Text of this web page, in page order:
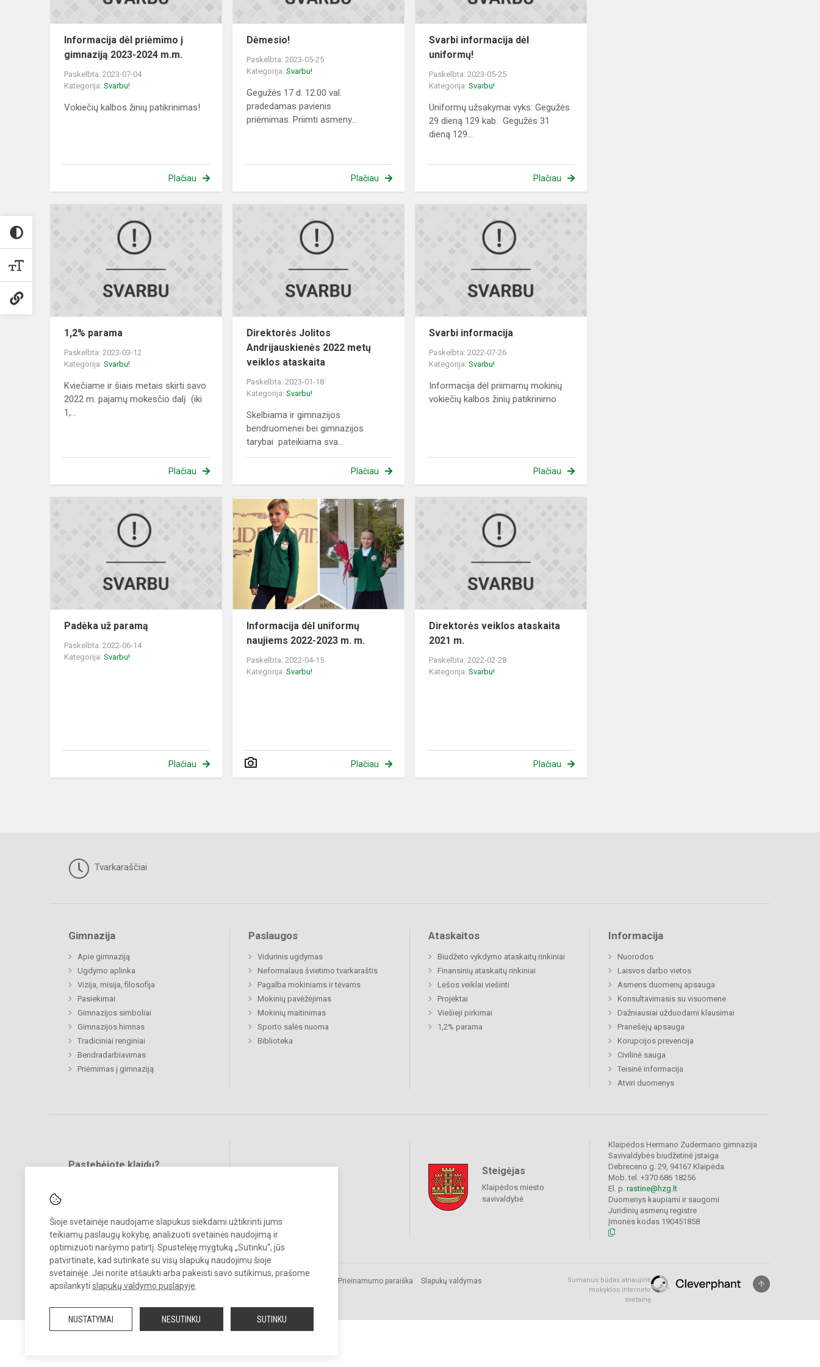
Šioje svetainėje naudojame slapukus siekdami užtikrinti jums
teikiamų paslaugų kokybę, analizuoti svetainės naudojimą ir
optimizuoti naršymo patirtį. Spustelėję mygtuką „Sutinku“, jūs
patvirtinate, kad sutinkate su visų slapukų naudojimu šioje
svetainėje. Jei norite atšaukti arba pakeisti savo sutikimus, prašome
apsilankyti slapukų valdymo puslapyje
NUSTATYMAI NESUTINKU SUTINKU
Informacija dėl priėmimo į
gimnaziją 2023-2024 m.m.
Paskelbta: 2023-07-04
Kategorija: Svarbu!
Vokiečių kalbos žinių patikrinimas!
Plačiau
Dėmesio!
Paskelbta: 2023-05-25
Kategorija:Svarbu!
Gegužės 17 d. 12.00 val.
pradedamas pavienis
priėmimas. Priimti asmeny...
Plačiau
Svarbi informacija dėl
uniformų!
Paskelbta: 2023-05-25
Kategorija:Svarbu!
Uniformų užsakymai vyks: Gegužės
29 dieną 129 kab. Gegužės 31
dieną 129...
Plačiau
1,2% parama
Paskelbta: 2023-03-12
Kategorija: Svarbu!
Kviečiame ir šiais metais skirti savo
2022 m. pajamų mokesčio dalį (iki
1,...
Plačiau
veiklos ataska...
Direktorės Jolitos
Andrijauskienės 2022 metų
veiklos ataskaita
Paskelbta: 2023-01-18
Kategorija:Svarbu!
Skelbiama ir gimnazijos
bendruomenei bei gimnazijos
tarybai pateikiama sva...
Plačiau
Svarbi informacija
Paskelbta: 2022-07-26
Kategorija:Svarbu!
Informacija dėl priimamų mokinių
vokiečių kalbos žinių patikrinimo
Plačiau
paramą
Padėka už paramą
Paskelbta: 2022-06-14
Kategorija: Svarbu!
Plačiau
uniformų
naujiems
Informacija dėl uniformų
naujiems 2022-2023 m. m.
Paskelbta: 2022-04-15
Kategorija:Svarbu!
Plačiau
Direktorės veiklos ataskaita
2021 m.
Paskelbta: 2022-02-28
Kategorija:Svarbu!
Plačiau
Tvarkaraščiai
Gimnazija
Apie gimnaziją
Ugdymo aplinka
Vizija, misija, filosofija
Pasiekimai
Gimnazijos simboliai
Gimnazijos himnas
Tradiciniai renginiai
Bendradarbiavimas
Priėmimas į gimnaziją
Paslaugos
Vidurinis ugdymas
Neformalaus švietimo tvarkaraštis
Pagalba mokiniams ir tėvams
Mokinių pavėžėjimas
Mokinių maitinimas
Sporto salės nuoma
Biblioteka
Ataskaitos
Biudžeto vykdymo ataskaitų rinkiniai
Finansinių ataskaitų rinkiniai
Lėšos veiklai viešinti
Projektai
Viešieji pirkimai
1,2% parama
Informacija
Nuorodos
Laisvos darbo vietos
Asmens duomenų apsauga
Konsultavimasis su visuomene
Dažniausiai užduodami klausimai
Pranešėjų apsauga
Korupcijos prevencija
Civilinė sauga
Teisinė informacija
Atviri duomenys
Pastebėjote klaidų?
Steigėjas
Klaipėdos miesto
savivaldybė
Klaipėdos Hermano Zudermano gimnazija
Savivaldybės biudžetinė įstaiga
Debreceno g. 29, 94167 Klaipėda
Mob. tel. +370 686 18256
El. p. rastine@hzg.lt
Duomenys kaupiami ir saugomi
Juridinių asmenų registre
Įmonės kodas 190451858
© 2022. Klaipėdos Hermano Zudermano gimnazija. Visos teisės
saugomos.
Prieinamumo paraiška Slapukų valdymas
Sumanus būdas atnaujinti
mokyklos interneto
svetainę